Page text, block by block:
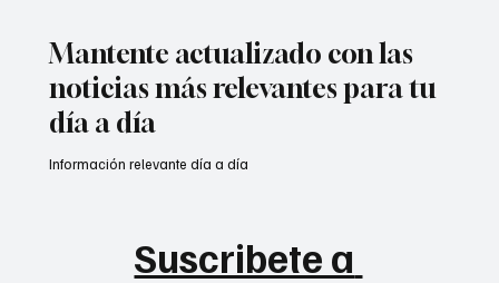
Mantente actualizado con las
noticias más relevantes para tu
día a día
Suscribete a
Información relevante día a día